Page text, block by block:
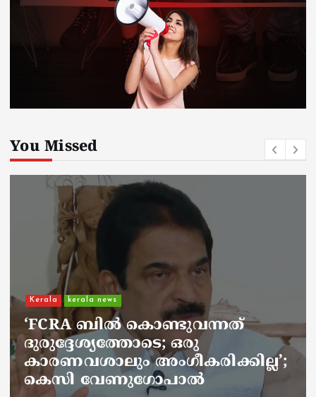
You Missed
kerala news
ചാലിശേരിയില്‍ സര്‍ക്കാര്‍
ജനകീയ ആരോഗ്യകേന്ദ്രത്തില്‍
നഴ്സിന് അണലിയുടെ കടിയേറ്റു;
അണലിയുടെ കടിയേറ്റത്
ഡ്യൂട്ടിക്കിടെ